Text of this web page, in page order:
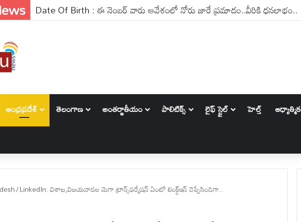
Gambhir : టెస్ట్ కోచ్‌గా గంభీర్ ఔట్ ?..లంక టూర్‌తో డిసైడ్ కానున్న ఫ్యూచర్
ఆంధ్రప్రదేశ్ తెలంగాణ అంతర్జాతీయం పాలిటిక్స్‌ లైఫ్ స్టైల్ హెల్త్
/LinkedIn: విశాఖ,విజయవాడల మెగా ట్రాన్స్‌ఫర్మేషన్ ఏంటో లింక్డ్ఇన్ చెప్పేసిందిగా..